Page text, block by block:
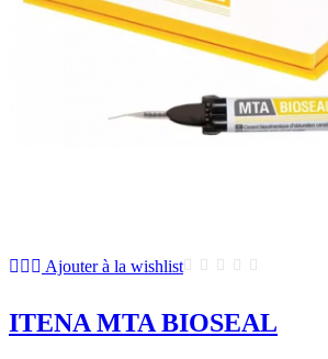
Ajouter à la wishlist
ITENA MTA BIOSEAL